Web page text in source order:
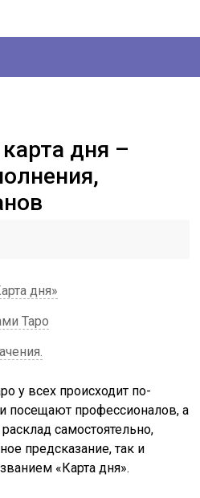
дня –
дня»
Таро
у всех происходит по-
посещают профессионалов, а
самостоятельно,
предсказание, так и
«Карта дня».